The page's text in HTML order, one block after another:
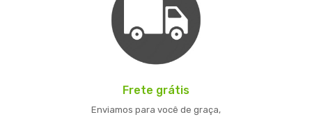
Frete grátis
Enviamos para você de graça,